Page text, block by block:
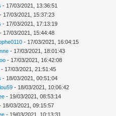
- 17/03/2021, 13:36:51
- 17/03/2021, 15:37:23
- 17/03/2021, 17:13:19
- 17/03/2021, 15:44:48
- 17/03/2021, 16:04:15
- 17/03/2021, 18:01:43
- 17/03/2021, 16:42:08
- 17/03/2021, 21:51:45
- 18/03/2021, 00:51:04
- 18/03/2021, 10:06:42
- 19/03/2021, 08:53:14
18/03/2021, 09:15:57
- 19/03/2021, 10:13:31